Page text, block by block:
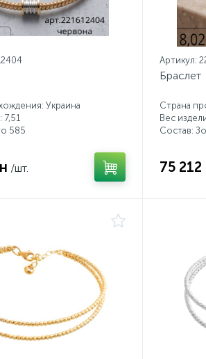
Украина
7,51
585
/шт.
Артикул:
Браслет
Страна
Вес
Состав:
75 212